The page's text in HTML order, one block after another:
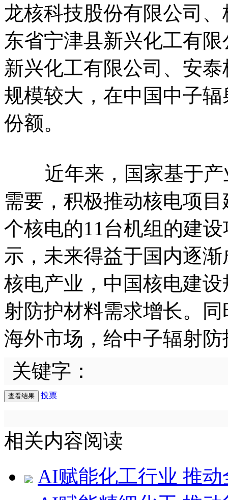
龙核科技股份有限公司
东省宁津县新兴化工有
新兴化工有限公司、安
规模较大，在中国中子
份额。
近年来，国家基于产
需要，积极推动核电项
个核电的11台机组的建
示，未来得益于国内逐
核电产业，中国核电建
射防护材料需求增长。
海外市场，给中子辐射
关键字：
投票
相关内容阅读
AI赋能化工行业 推